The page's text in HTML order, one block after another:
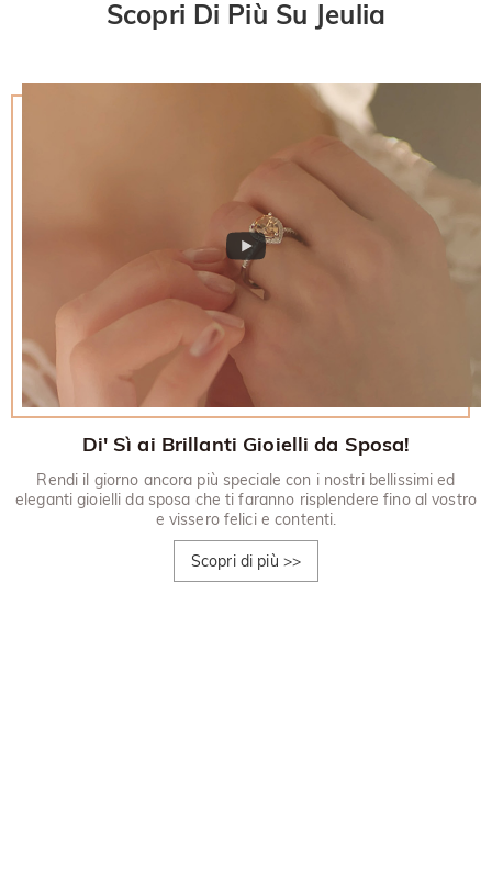
restituito.
30 giorni.Scopri Di Più Su Jeulia
Di' Sì ai Brillanti Gioielli da Sposa!
Rendi il giorno ancora più speciale con i nostri bellissimi ed
eleganti gioielli da sposa che ti faranno risplendere fino al vostro
e vissero felici e contenti.
Scopri di più >>